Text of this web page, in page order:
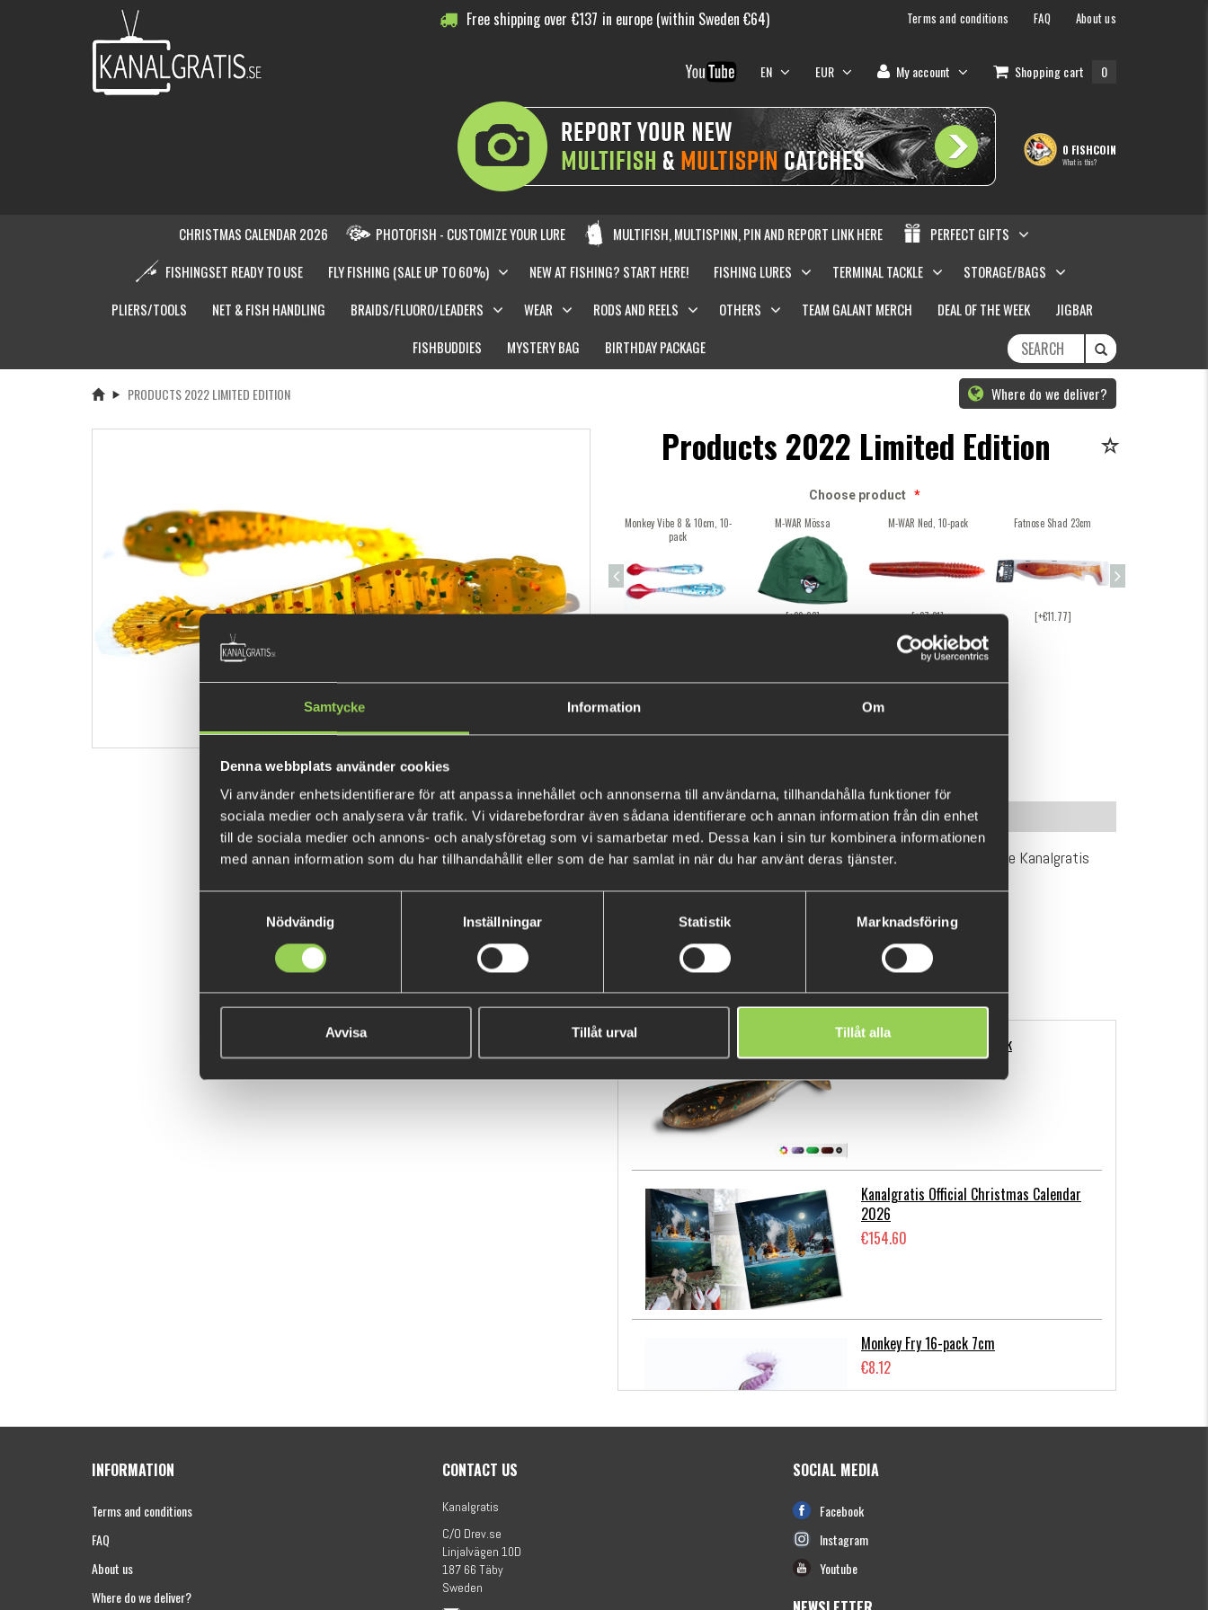
Samtycke Information Om
Denna webbplats använder cookies
Vi använder enhetsidentifierare för att anpassa innehållet och annonserna till användarna, tillhandahålla funktioner för
sociala medier och analysera vår trafik. Vi vidarebefordrar även sådana identifierare och annan information från din enhet
till de sociala medier och annons- och analysföretag som vi samarbetar med. Dessa kan i sin tur kombinera informationen
med annan information som du har tillhandahållit eller som de har samlat in när du har använt deras tjänster.
Nödvändig
Inställningar Statistik Marknadsföring
Avvisa Tillåt urval Tillåt alla
Free shipping over €137 in europe (within Sweden €64) Terms and conditions FAQ About us
EN EUR My account Shopping cart 0
0 FISHCOIN
What is this?
CHRISTMAS CALENDAR 2026 PHOTOFISH - CUSTOMIZE YOUR LURE MULTIFISH, MULTISPINN, PIN AND REPORT LINK HERE
PERFECT GIFTS
FISHINGSET READY TO USE
FLY FISHING (SALE UP TO 60%) NEW AT FISHING? START HERE! FISHING LURES TERMINAL TACKLE
STORAGE/BAGS
PLIERS/TOOLS
NET & FISH HANDLING BRAIDS/FLUORO/LEADERS WEAR RODS AND REELS OTHERS TEAM GALANT MERCH DEAL OF THE WEEK
JIGBAR
FISHBUDDIES
MYSTERY BAG BIRTHDAY PACKAGE
PRODUCTS 2022 LIMITED EDITION Where do we deliver?
Products 2022 Limited Edition
Choose product *
Monkey Vibe 8 & 10cm, 10-
pack
M-WAR Mössa
[+€9.03]
M-WAR Ned, 10-pack
[+€7.21]
Fatnose Shad 23cm
[+€11.77]
INFORMATION
Happy news! We managed to shake out some left overs from the Kanalgratis
Only limited edition so hurry up!
BESTSELLERS
Flatnose Mini 9cm, 10-pack
Kanalgratis Official Christmas Calendar
2026
€154.60
Monkey Fry 16-pack 7cm
€8.12
pack
€12.68
INFORMATION
Terms and conditions
FAQ
About us
Where do we deliver?
CONTACT US
Kanalgratis
C/O Drev.se
Linjalvägen 10D
187 66 Täby
Sweden
SOCIAL MEDIA
Facebook
Instagram
Youtube